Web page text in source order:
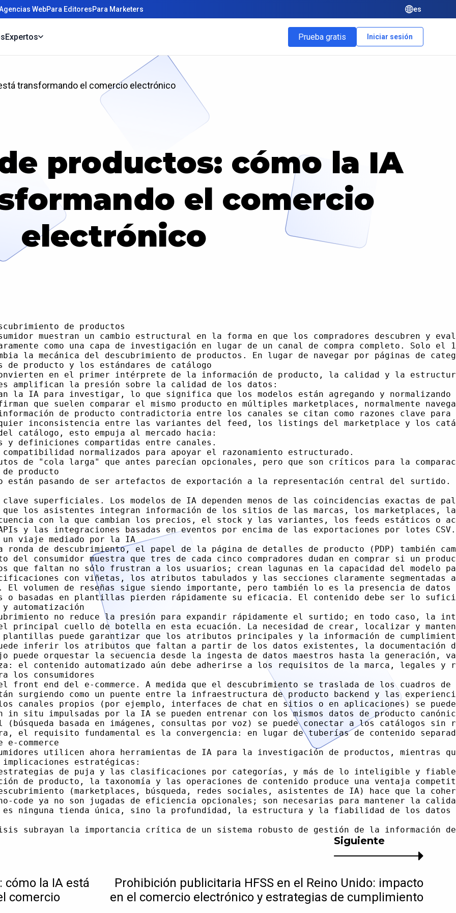
WebPara EditoresPara Marketers es
Expertos Prueba gratis Iniciar sesión
transformando el comercio electrónico
productos: cómo la IA
el comercio
electrónico
integraciones basadas en eventos por encima de las exportaciones por lotes CSV. Cuanto más actual y granular sea el feed, más fácil será para los sistemas de IA responder a preguntas detalladas y sensibles al tiempo sin tener que recurrir a sugerencias genéricas o conservadoras. Para entender los diferentes formatos de estos feeds, lee más sobre el [product feed](/blog/product_feed/).
### Páginas de detalles de producto en un viaje mediado por la IA
Si la IA se encarga ahora de la primera ronda de descubrimiento, el papel de la página de detalles de producto (PDP) también cambia. Para cuando un usuario aterriza en una PDP, a menudo ha reducido una preselección a través de un asistente y está buscando verificar aspectos específicos: especificaciones exactas, ventajas y desventajas, confirmación visual y prueba social.
La investigación sobre el comportamiento del consumidor muestra que tres de cada cinco compradores dudan en comprar si un producto no tiene reseñas, y que la información inconsistente entre los canales erosiona la confianza durante la comparación. Combinado con el uso de la IA para interpretar las reseñas y resumir el sentimiento, esto impone nuevos requisitos al contenido de la PDP:
- Completo y estructurado. Los atributos que faltan no sólo frustran a los usuarios; crean lagunas en la capacidad del modelo para responder a las preguntas. Los campos ricos y estructurados para materiales, dimensiones, compatibilidad, instrucciones de cuidado y casos de uso mejoran tanto las respuestas de la IA como la toma de decisiones humana.
- Formato apto para máquinas. Las especificaciones con viñetas, los atributos tabulados y las secciones claramente segmentadas ayudan a los modelos a extraer información con mayor precisión que los bloques de texto largos y no estructurados.
- Profundidad de la reseña y metadatos. El volumen de reseñas sigue siendo importante, pero también lo es la presencia de datos cuantitativos y categóricos (calificaciones por característica, etiquetas de casos de uso, pros/contras) que la IA puede agregar y presentar de nuevo al usuario. Para asegurarte de que lo tienes todo correcto, consulta nuestra guía sobre [cómo crear una descripción de producto para tu sitio web](/blog/how-to_create_a_description_for_a_product_on_a_website/).
En estas condiciones, las PDP genéricas o basadas en plantillas pierden rápidamente su eficacia. El contenido debe ser lo suficientemente específico como para que un asistente pueda decir con confianza por qué un producto determinado es adecuado (o no) para un escenario particular, en lugar de devolver resúmenes vagos y poco comprometedores.
### Velocidad de expansión del surtido y automatización
El creciente papel de la IA en el descubrimiento no reduce la presión para expandir rápidamente el surtido; en todo caso, la intensifica. A medida que los consumidores hacen preguntas más granulares, aumenta la probabilidad de que se necesiten variantes, paquetes o configuraciones de nicho para que coincidan con limitaciones específicas. Sin embargo, cada nuevo SKU multiplica la demanda de datos estructurados, descripciones precisas y feeds alineados en todos los canales.
La producción manual de contenidos es el principal cuello de botella en esta ecuación. La necesidad de crear, localizar y mantener información de producto de alta calidad para miles de SKUs no puede satisfacerse a escala utilizando flujos de trabajo puramente humanos. Aquí es donde las herramientas no code y la automatización impulsada por la IA se convierten en el centro de la infraestructura de contenido:
- La generación de contenido basada en plantillas puede garantizar que los atributos principales y la información de cumplimiento estén presentes para cada SKU, a l
Siguiente
Prohibición publicitaria HFSS en el Reino Unido: impacto
en el comercio electrónico y estrategias de cumplimiento
cómo la IA está
comercio